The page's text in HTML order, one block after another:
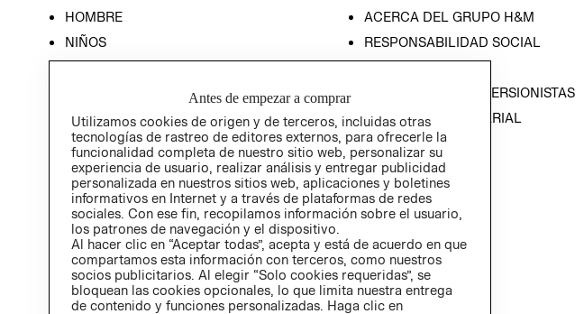
HOMBRE
NIÑOS
ACERCA DEL GRUPO H&M
RESPONSABILIDAD SOCIAL
RELACIÓN CON INVERSIONISTAS
POLÍTICA EMPRESARIAL
Antes de empezar a comprar
Utilizamos cookies de origen y de terceros, incluidas otras
tecnologías de rastreo de editores externos, para ofrecerle la
funcionalidad completa de nuestro sitio web, personalizar su
experiencia de usuario, realizar análisis y entregar publicidad
personalizada en nuestros sitios web, aplicaciones y boletines
informativos en Internet y a través de plataformas de redes
sociales. Con ese fin, recopilamos información sobre el usuario,
los patrones de navegación y el dispositivo.
Al hacer clic en “Aceptar todas”, acepta y está de acuerdo en que
compartamos esta información con terceros, como nuestros
socios publicitarios. Al elegir “Solo cookies requeridas”, se
bloquean las cookies opcionales, lo que limita nuestra entrega
de contenido y funciones personalizadas. Haga clic en